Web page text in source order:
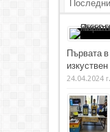
Последни
Първата в
24.04.2024 г.